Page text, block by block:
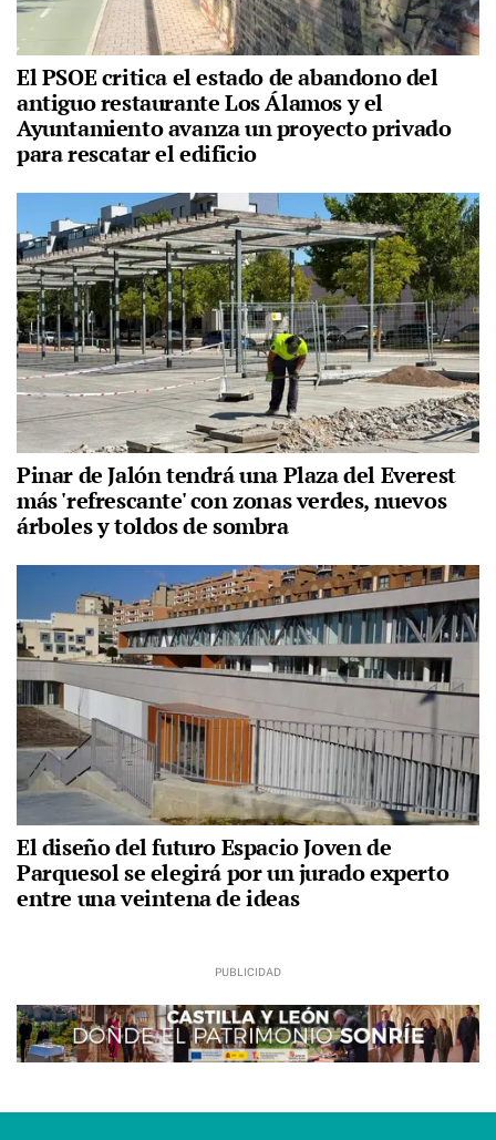
El PSOE critica el estado de abandono del
antiguo restaurante Los Álamos y el
Ayuntamiento avanza un proyecto privado
para rescatar el edificio
Pinar de Jalón tendrá una Plaza del Everest
más 'refrescante' con zonas verdes, nuevos
árboles y toldos de sombra
El diseño del futuro Espacio Joven de
Parquesol se elegirá por un jurado experto
entre una veintena de ideas